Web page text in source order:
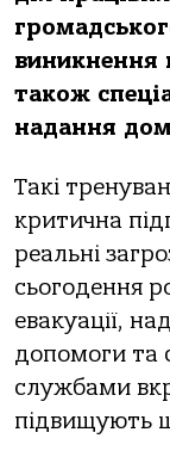
виникнення
також
надання
Такі
критична
реальні
cьогодення
евакуації,
допомоги та
службами
підвищують